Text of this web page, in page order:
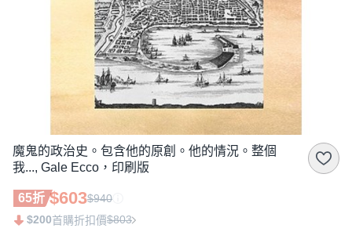
魔鬼的政治史。包含他的原創。他的情況。整個
我..., Gale Ecco，印刷版
65折 $603$940
$200首購折扣價$803